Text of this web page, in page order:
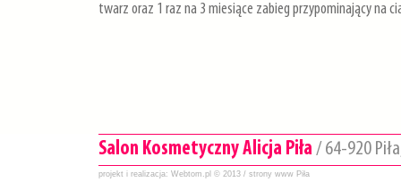
twarz oraz 1 raz na 3 miesiące zabieg przypominający na
Salon Kosmetyczny Alicja Piła/ 64-920
projekt i realizacja: Webtom.pl © 2013 / strony www Piła